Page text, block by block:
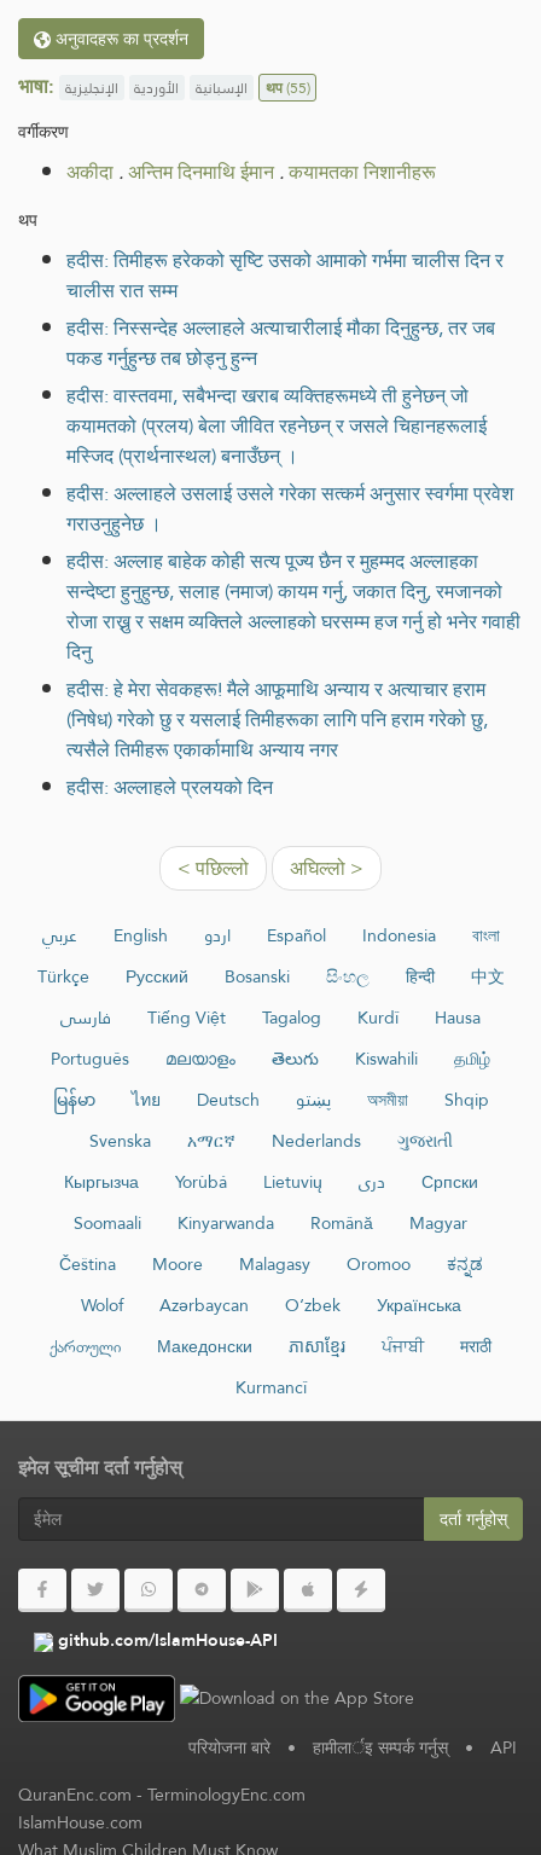
अनुवादहरू का प्रदर्शन
भाषा: الإنجليزية الأوردية الإسبانية थप(55)
वर्गीकरण
अकीदा.अन्तिम दिनमाथि ईमान.कयामतका निशानीहरू
थप
हदीस: तिमीहरू हरेकको सृष्टि उसको आमाको गर्भमा चालीस दिन र
चालीस रात सम्म
हदीस: निस्सन्देह अल्लाहले अत्याचारीलाई मौका दिनुहुन्छ, तर जब
पकड गर्नुहुन्छ तब छोड्नु हुन्न
हदीस: वास्तवमा, सबैभन्दा खराब व्यक्तिहरूमध्ये ती हुनेछन् जो
कयामतको (प्रलय) बेला जीवित रहनेछन् र जसले चिहानहरूलाई
मस्जिद (प्रार्थनास्थल) बनाउँछन् ।
हदीस: अल्लाहले उसलाई उसले गरेका सत्कर्म अनुसार स्वर्गमा प्रवेश
गराउनुहुनेछ ।
हदीस: अल्लाह बाहेक कोही सत्य पूज्य छैन र मुहम्मद अल्लाहका
सन्देष्टा हुनुहुन्छ, सलाह (नमाज) कायम गर्नु, जकात दिनु, रमजानको
रोजा राख्नु र सक्षम व्यक्तिले अल्लाहको घरसम्म हज गर्नु हो भनेर गवाही
दिनु
हदीस: हे मेरा सेवकहरू! मैले आफूमाथि अन्याय र अत्याचार हराम
(निषेध) गरेको छु र यसलाई तिमीहरूका लागि पनि हराम गरेको छु,
त्यसैले तिमीहरू एकार्कामाथि अन्याय नगर
हदीस: अल्लाहले प्रलयको दिन
< पछिल्लो अघिल्लो >
عربي English اردو Español Indonesia
বাংলা
Türkçe
Русский Bosanski සිංහල हिन्दी
中文
فارسی
Tiếng Việt Tagalog Kurdî
Hausa
Português
മലയാളം తెలుగు Kiswahili
தமிழ்
မြန်မာ
ไทย Deutsch پښتو অসমীয়া
Shqip
Svenska
አማርኛ Nederlands
ગુજરાતી
Кыргызча
Yorùbá Lietuvių دری
Српски
Soomaali
Kinyarwanda Română
Magyar
Čeština
Moore Malagasy Oromoo
ಕನ್ನಡ
Wolof
Azərbaycan O‘zbek
Українська
ქართული
Македонски ភាសាខ្មែរ ਪੰਜਾਬੀ
मराठी
Kurmancî
इमेल सूचीमा दर्ता गर्नुहोस्
दर्ता गर्नुहोस्
github.com/IslamHouse-API
परियोजना बारे • हामीलार्इ सम्पर्क गर्नुस् • API
QuranEnc.com-TerminologyEnc.com
IslamHouse.com